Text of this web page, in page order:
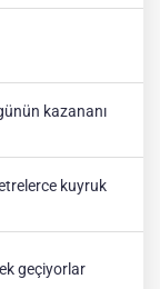
kazananı
kuyruk
geçiyorlar